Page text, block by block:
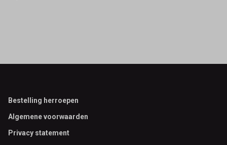
Footer
Bestelling herroepen
Algemene voorwaarden
Privacy statement